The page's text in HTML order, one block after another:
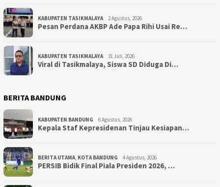
KABUPATEN TASIKMALAYA 2 Agustus, 2026
Pesan Perdana AKBP Ade Papa Rihi Usai Re…
KABUPATEN TASIKMALAYA 31 Juli, 2026
Viral di Tasikmalaya, Siswa SD Diduga Di…
BERITA BANDUNG
KABUPATEN BANDUNG 6 Agustus, 2026
Kepala Staf Kepresidenan Tinjau Kesiapan…
BERITA UTAMA, KOTA BANDUNG 4 Agustus, 2026
PERSIB Bidik Final Piala Presiden 2026, …